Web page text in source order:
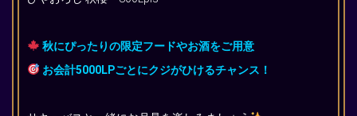
秋にぴったりの限定フードやお酒をご用意
お会計5000LPごとにクジがひけるチャンス！